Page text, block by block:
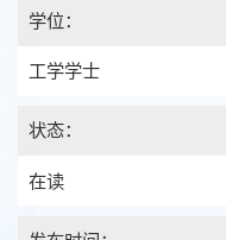
学位：
工学学士
状态：
在读